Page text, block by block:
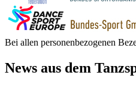
Bei allen personenbezogenen
News aus dem